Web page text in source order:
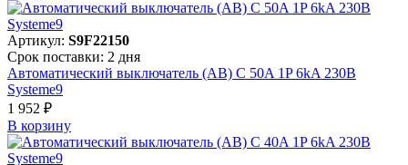
Артикул: S9F22150
Срок поставки: 2 дня
Автоматический выключатель (АВ) C 50A 1P 6kA 230В
Systeme9
1 952 ₽
В корзинy